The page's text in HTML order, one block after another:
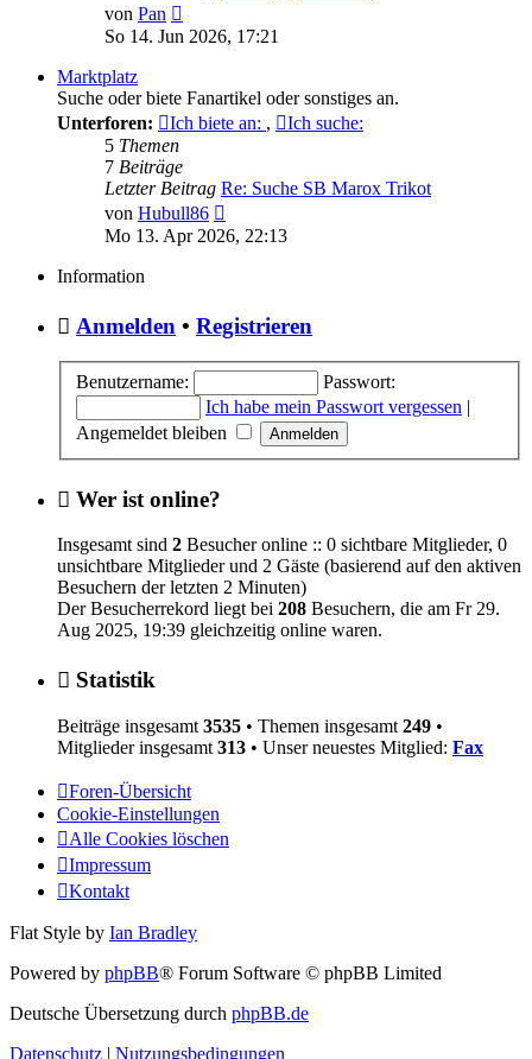
von Pan
Beitrag
So 14. Jun 2026, 17:21
Marktplatz
Suche oder biete Fanartikel oder sonstiges an.
Unterforen:
Ich biete an: ,
Ich suche:
5 Themen
7 Beiträge
Letzter Beitrag Re: Suche SB Marox Trikot
von Hubull86
Beitrag
Mo 13. Apr 2026, 22:13
Information
Anmelden • Registrieren
Benutzername:
Passwort:
Ich habe mein Passwort vergessen |
Angemeldet bleiben
Wer ist online?
Insgesamt sind 2 Besucher online :: 0 sichtbare Mitglieder, 0
unsichtbare Mitglieder und 2 Gäste (basierend auf den aktiven
Besuchern der letzten 2 Minuten)
Der Besucherrekord liegt bei 208 Besuchern, die am Fr 29.
Aug 2025, 19:39 gleichzeitig online waren.
Statistik
Beiträge insgesamt 3535 • Themen insgesamt 249 •
Mitglieder insgesamt 313 • Unser neuestes Mitglied: Fax
Foren-Übersicht
Cookie-Einstellungen
Alle Cookies löschen
Impressum
Kontakt
Flat Style by Ian Bradley
Powered by phpBB® Forum Software © phpBB Limited
Deutsche Übersetzung durch phpBB.de
Datenschutz | Nutzungsbedingungen